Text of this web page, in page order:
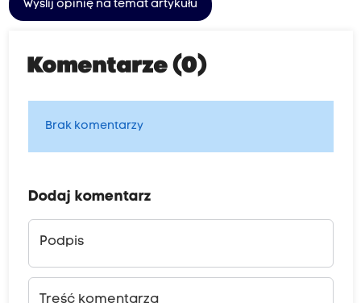
Wyślij opinię na temat artykułu
Komentarze (0)
Brak komentarzy
Dodaj komentarz
Podpis
Treść komentarza